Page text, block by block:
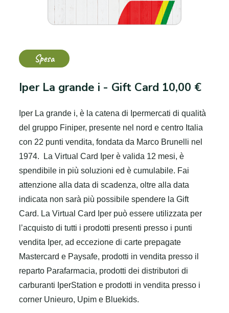
Spesa
Iper La grande i - Gift Card 10,00 €
Iper La grande i, è la catena di Ipermercati di qualità
del gruppo Finiper, presente nel nord e centro Italia
con 22 punti vendita, fondata da Marco Brunelli nel
1974.
La Virtual Card Iper è valida 12 mesi, è
spendibile in più soluzioni ed è cumulabile. Fai
attenzione alla data di scadenza, oltre alla data
indicata non sarà più possibile spendere la Gift
Card. La Virtual Card Iper può essere utilizzata per
l’acquisto di tutti i prodotti presenti presso i punti
vendita Iper, ad eccezione di carte prepagate
Mastercard e Paysafe, prodotti in vendita presso il
reparto Parafarmacia, prodotti dei distributori di
carburanti IperStation e prodotti in vendita presso i
corner Unieuro, Upim e Bluekids.